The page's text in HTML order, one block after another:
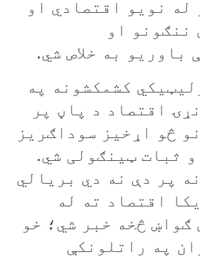
له نويو اقتصادي او
ننګونو او
باوريو به خلاص شي.
کشمکشونه په
اقتصاد د پاڼ پر
څو اړخيز سوداګريز
ثبات ټينګولی شي.
پر دې نه دي بريالي
اقتصاد ته له
ګواښ څخه خبر شي؛ خو
په راتلونکې